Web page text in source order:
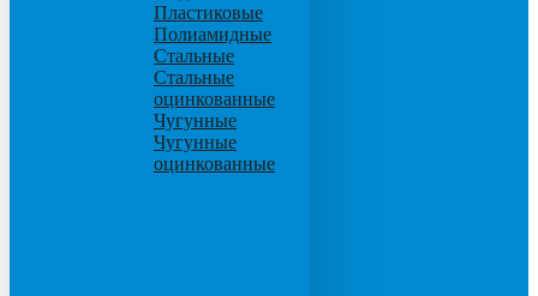
Пластиковые
Полиамидные
Стальные
Стальные
оцинкованные
Чугунные
Чугунные
оцинкованные